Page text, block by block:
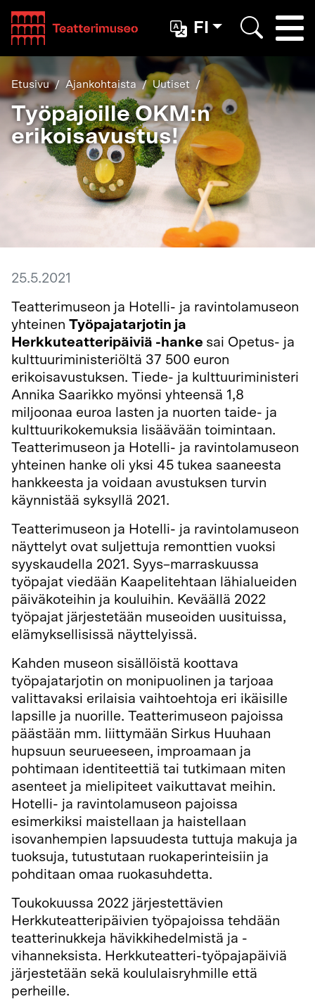
Teatterimuseo
FI
Etusivu Ajankohtaista Uutiset
Työpajoille OKM:n
erikoisavustus!
25.5.2021
Teatterimuseon ja Hotelli- ja ravintolamuseon
yhteinen Työpajatarjotin ja
Herkkuteatteripäiviä -hanke sai Opetus- ja
kulttuuriministeriöltä 37 500 euron
erikoisavustuksen. Tiede- ja kulttuuriministeri
Annika Saarikko myönsi yhteensä 1,8
miljoonaa euroa lasten ja nuorten taide- ja
kulttuurikokemuksia lisäävään toimintaan.
Teatterimuseon ja Hotelli- ja ravintolamuseon
yhteinen hanke oli yksi 45 tukea saaneesta
hankkeesta ja voidaan avustuksen turvin
käynnistää syksyllä 2021.
Teatterimuseon ja Hotelli- ja ravintolamuseon
näyttelyt ovat suljettuja remonttien vuoksi
syyskaudella 2021. Syys–marraskuussa
työpajat viedään Kaapelitehtaan lähialueiden
päiväkoteihin ja kouluihin. Keväällä 2022
työpajat järjestetään museoiden uusituissa,
elämyksellisissä näyttelyissä.
Kahden museon sisällöistä koottava
työpajatarjotin on monipuolinen ja tarjoaa
valittavaksi erilaisia vaihtoehtoja eri ikäisille
lapsille ja nuorille. Teatterimuseon pajoissa
päästään mm. liittymään Sirkus Huuhaan
hupsuun seurueeseen, improamaan ja
pohtimaan identiteettiä tai tutkimaan miten
asenteet ja mielipiteet vaikuttavat meihin.
Hotelli- ja ravintolamuseon pajoissa
esimerkiksi maistellaan ja haistellaan
isovanhempien lapsuudesta tuttuja makuja ja
tuoksuja, tutustutaan ruokaperinteisiin ja
pohditaan omaa ruokasuhdetta.
Toukokuussa 2022 järjestettävien
Herkkuteatteripäivien työpajoissa tehdään
teatterinukkeja hävikkihedelmistä ja -
vihanneksista. Herkkuteatteri-työpajapäiviä
järjestetään sekä koululaisryhmille että
perheille.